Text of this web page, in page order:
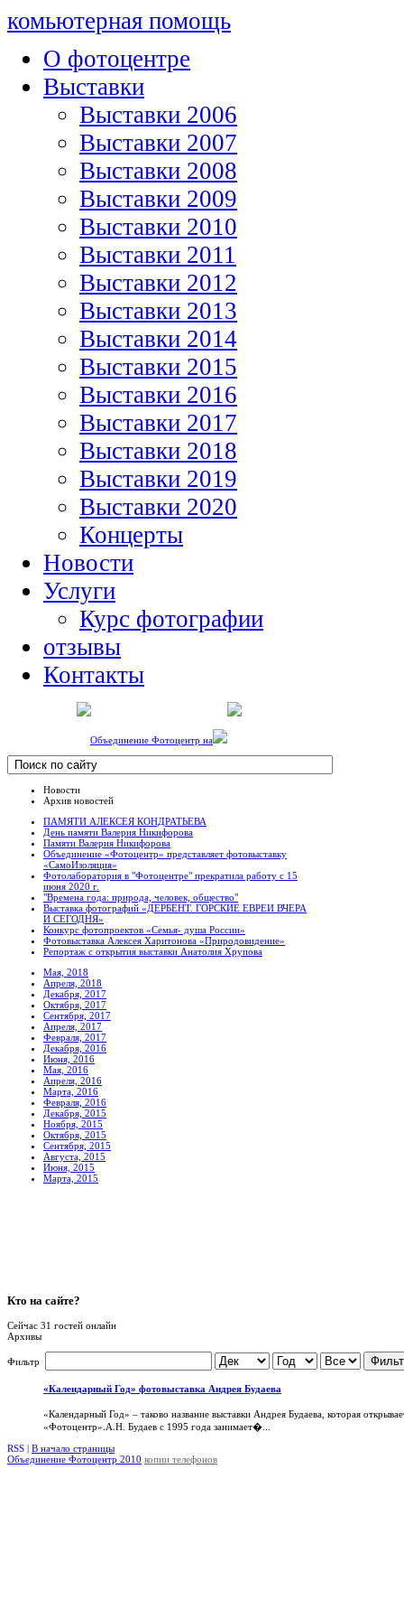
комьютерная помощь
О фотоцентре
Выставки
Выставки 2006
Выставки 2007
Выставки 2008
Выставки 2009
Выставки 2010
Выставки 2011
Выставки 2012
Выставки 2013
Выставки 2014
Выставки 2015
Выставки 2016
Выставки 2017
Выставки 2018
Выставки 2019
Выставки 2020
Концерты
Новости
Услуги
Курс фотографии
отзывы
Контакты
Объединение Фотоцентр на
Новости
Архив новостей
ПАМЯТИ АЛЕКСЕЯ КОНДРАТЬЕВА
День памяти Валерия Никифорова
Памяти Валерия Никифорова
Объединение «Фотоцентр» представляет фотовыставку
«СамоИзоляция»
Фотолаборатория в "Фотоцентре" прекратила работу с 15
июня 2020 г.
"Времена года: природа, человек, общество"
Выставка фотографий «ДЕРБЕНТ. ГОРСКИЕ ЕВРЕИ ВЧЕРА
И СЕГОДНЯ»
Конкурс фотопроектов «Семья- душа России»
Фотовыставка Алексея Харитонова «Природовидение»
Репортаж с открытия выставки Анатолия Хрупова
Мая, 2018
Апреля, 2018
Декабря, 2017
Октября, 2017
Сентября, 2017
Апреля, 2017
Февраля, 2017
Декабря, 2016
Июня, 2016
Мая, 2016
Апреля, 2016
Марта, 2016
Февраля, 2016
Декабря, 2015
Ноября, 2015
Октября, 2015
Сентября, 2015
Августа, 2015
Июня, 2015
Марта, 2015
Кто на сайте?
Сейчас 31 гостей онлайн
Архивы
Фильтр
«Календарный Год» фотовыставка Андрея Будаева
«Календарный Год» – таково название выставки Андрея Будаева, которая
«Фотоцентр».А.Н. Будаев с 1995 года занимает�...
RSS | В начало страницы
Объединение Фотоцентр 2010 копии телефонов